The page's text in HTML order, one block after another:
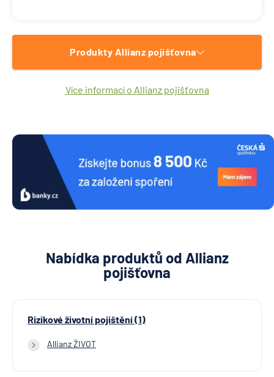
Produkty Allianz pojišťovna
Více informací o Allianz pojišťovna
Nabídka produktů od Allianz
pojišťovna
Rizikové životní pojištění (1)
Allianz ŽIVOT